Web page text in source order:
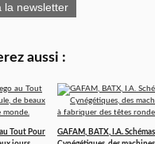
la newsletter
aussi :
Tout Pour
GAFAM, BATX, I.A. Schémas